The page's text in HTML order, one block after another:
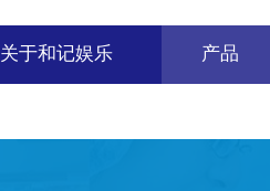
关于和记娱乐 产品